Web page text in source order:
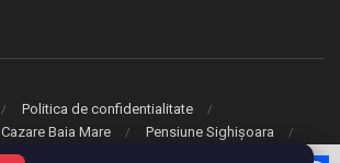
Politica de confidentialitate
Cazare Baia Mare Pensiune Sighișoara